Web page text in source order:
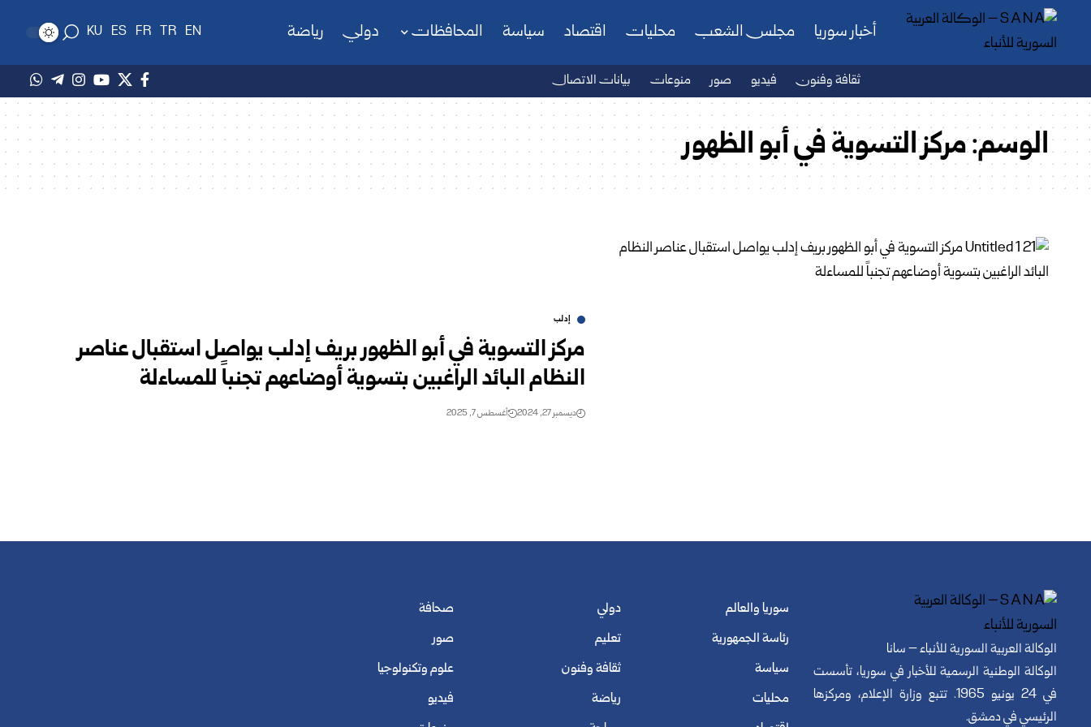
أخبار سوريا مجلس الشعب محليات اقتصاد سياسة المحافظات دولي رياضة EN
TR
FR
ES
KU
ثقافة وفنون فيديو صور منوعات بيانات الاتصال
الوسم:مركز التسوية في أبو الظهور
إدلب
مركز التسوية في أبو الظهور بريف إدلب يواصل استقبال عناصر
النظام البائد الراغبين بتسوية أوضاعهم تجنباً للمساءلة
ديسمبر 27, 2024 أغسطس 7, 2025
الوكالة العربية السورية للأنباء – سانا
الوكالة الوطنية الرسمية للأخبار في سوريا، تأسست
في 24 يونيو 1965. تتبع وزارة الإعلام، ومركزها
الرئيسي في دمشق.
سوريا والعالم
رئاسة الجمهورية
سياسة
محليات
دولي
تعليم
ثقافة وفنون
رياضة
صحافة
صور
علوم وتكنولوجيا
فيديو